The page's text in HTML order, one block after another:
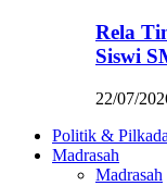
Rela
Siswi
22/07/
Politik & Pilkada
Madrasah
Madrasah